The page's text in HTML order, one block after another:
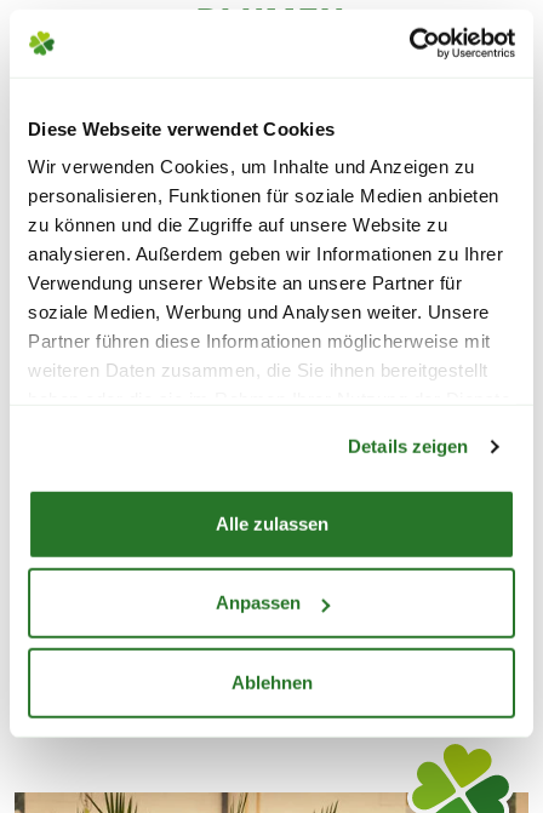
Diese Webseite verwendet Cookies
Wir verwenden Cookies, um Inhalte und Anzeigen zu
personalisieren, Funktionen für soziale Medien anbieten
zu können und die Zugriffe auf unsere Website zu
analysieren. Außerdem geben wir Informationen zu Ihrer
Verwendung unserer Website an unsere Partner für
soziale Medien, Werbung und Analysen weiter. Unsere
Partner führen diese Informationen möglicherweise mit
weiteren Daten zusammen, die Sie ihnen bereitgestellt
Details zeigen
Alle zulassen
Anpassen
Ablehnen
BLUMEN
FÜR JEDEN ANLASS
Sommerblumen